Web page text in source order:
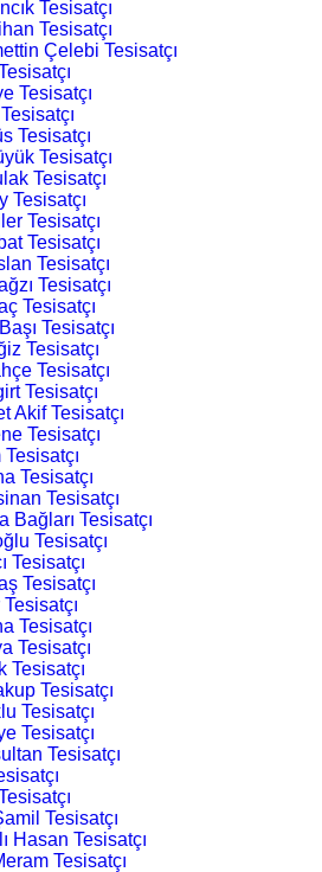
Tesisatçı
Tesisatçı
Çelebi Tesisatçı
Tesisatçı
Tesisatçı
Tesisatçı
Tesisatçı
Tesisatçı
Tesisatçı
Tesisatçı
Tesisatçı
Tesisatçı
Tesisatçı
Tesisatçı
Tesisatçı
Tesisatçı
Tesisatçı
Akif Tesisatçı
Tesisatçı
Tesisatçı
Tesisatçı
Bağları Tesisatçı
Tesisatçı
Tesisatçı
Tesisatçı
Tesisatçı
Tesisatçı
Tesisatçı
Tesisatçı
Tesisatçı
Tesisatçı
Tesisatçı
Tesisatçı
Hasan Tesisatçı
Tesisatçı